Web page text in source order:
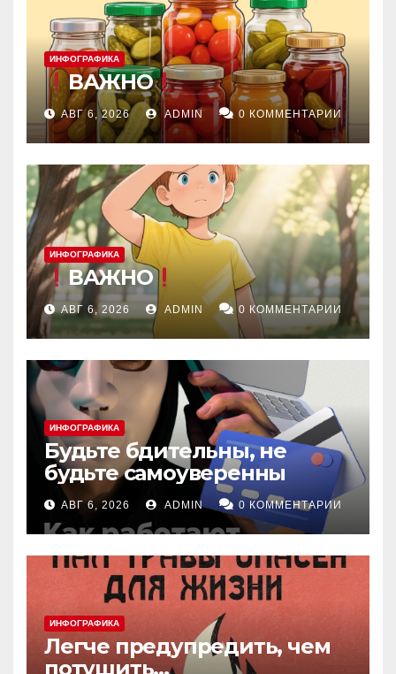
ИНФОГРАФИКА
ВАЖНО
АВГ 6, 2026 ADMIN 0 КОММЕНТАРИИ
ИНФОГРАФИКА
ВАЖНО
АВГ 6, 2026 ADMIN 0 КОММЕНТАРИИ
ИНФОГРАФИКА
Будьте бдительны, не
будьте самоуверенны
АВГ 6, 2026 ADMIN 0 КОММЕНТАРИИ
ИНФОГРАФИКА
Легче предупредить, чем
потушить…